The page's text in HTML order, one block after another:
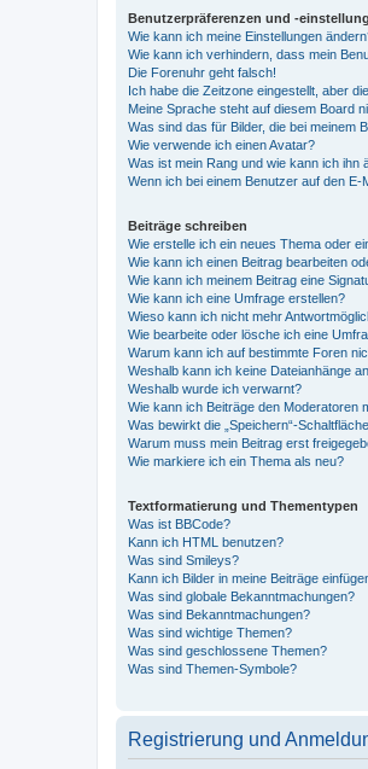
Benutzerpräferenzen und -
Wie kann ich meine Einstellungen
Wie kann ich verhindern, dass mein
Die Forenuhr geht falsch!
Ich habe die Zeitzone eingestellt, aber
Meine Sprache steht auf diesem Board
Was sind das für Bilder, die bei meinem
Wie verwende ich einen Avatar?
Was ist mein Rang und wie kann ich ihn
Wenn ich bei einem Benutzer auf den
Beiträge schreiben
Wie erstelle ich ein neues Thema oder
Wie kann ich einen Beitrag bearbeiten
Wie kann ich meinem Beitrag eine
Wie kann ich eine Umfrage erstellen?
Wieso kann ich nicht mehr
Wie bearbeite oder lösche ich eine
Warum kann ich auf bestimmte Foren
Weshalb kann ich keine Dateianhänge
Weshalb wurde ich verwarnt?
Wie kann ich Beiträge den Moderatoren
Was bewirkt die „Speichern“-
Warum muss mein Beitrag erst
Wie markiere ich ein Thema als neu?
Textformatierung und Thementypen
Was ist BBCode?
Kann ich HTML benutzen?
Was sind Smileys?
Kann ich Bilder in meine Beiträge
Was sind globale Bekanntmachungen?
Was sind Bekanntmachungen?
Was sind wichtige Themen?
Was sind geschlossene Themen?
Was sind Themen-Symbole?
Registrierung und